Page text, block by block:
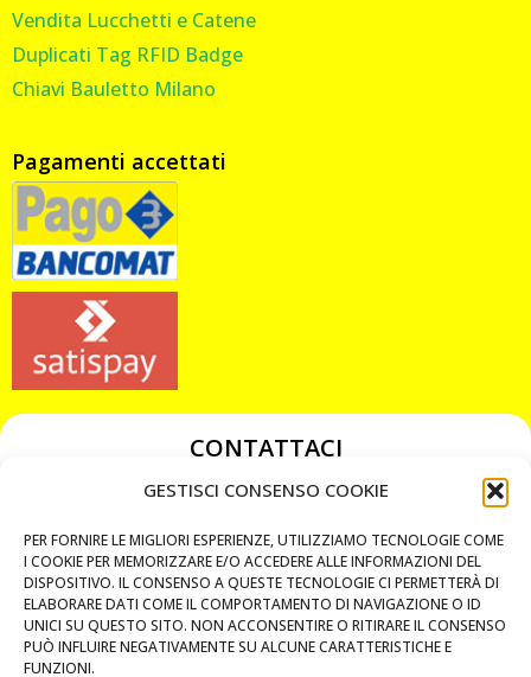
GESTISCI CONSENSO COOKIE
PER FORNIRE LE MIGLIORI ESPERIENZE, UTILIZZIAMO TECNOLOGIE COME
I COOKIE PER MEMORIZZARE E/O ACCEDERE ALLE INFORMAZIONI DEL
DISPOSITIVO. IL CONSENSO A QUESTE TECNOLOGIE CI PERMETTERÀ DI
ELABORARE DATI COME IL COMPORTAMENTO DI NAVIGAZIONE O ID
UNICI SU QUESTO SITO. NON ACCONSENTIRE O RITIRARE IL CONSENSO
PUÒ INFLUIRE NEGATIVAMENTE SU ALCUNE CARATTERISTICHE E
FUNZIONI.
Vendita Lucchetti e Catene
Duplicati Tag RFID Badge
Chiavi Bauletto Milano
Pagamenti accettati
CONTATTACI
349 3863811
chiavicodificate@gmail.com
Privacy Policy
Cookie Policy